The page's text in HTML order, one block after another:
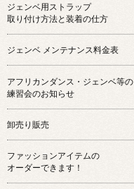
ジェンベ用ストラップ
取り付け方法と装着の仕方
ジェンベ メンテナンス料金表
アフリカンダンス・ジェンベ等の
練習会のお知らせ
卸売り販売
ファッションアイテムの
オーダーできます！